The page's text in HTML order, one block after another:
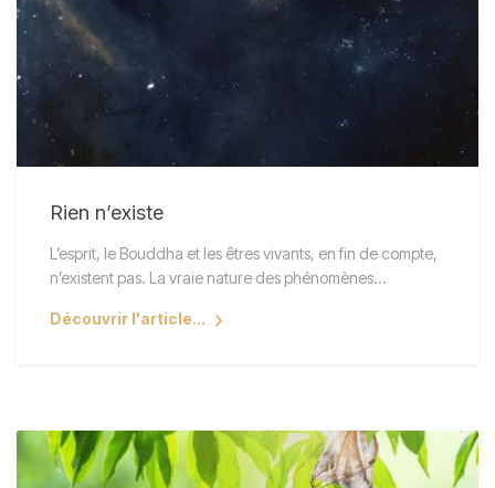
Rien n’existe
L’esprit, le Bouddha et les êtres vivants, en fin de compte,
n’existent pas. La vraie nature des phénomènes…
Découvrir l'article...